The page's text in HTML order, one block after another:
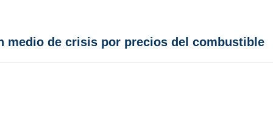
medio de crisis por precios del combustible